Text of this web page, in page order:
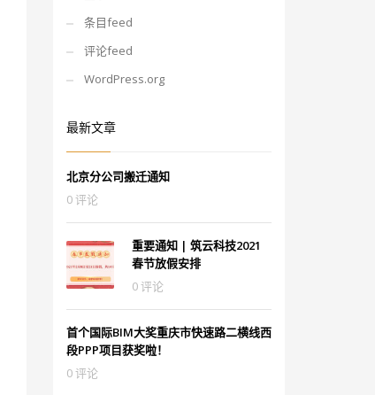
条目feed
评论feed
WordPress.org
最新文章
北京分公司搬迁通知
0 评论
重要通知 | 筑云科技2021
春节放假安排
0 评论
首个国际BIM大奖重庆市快速路二横线西
段PPP项目获奖啦！
0 评论